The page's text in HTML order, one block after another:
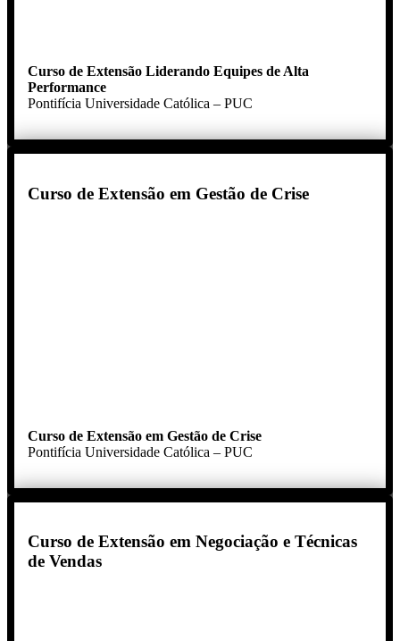
Curso de Extensão Liderando Equipes de Alta
Performance
Pontifícia Universidade Católica – PUC
Curso de Extensão em Gestão de Crise
Curso de Extensão em Gestão de Crise
Pontifícia Universidade Católica – PUC
Curso de Extensão em Negociação e Técnicas
de Vendas